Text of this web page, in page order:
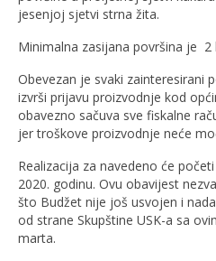
jesenjoj sjetvi strna žita.
Minimalna zasijana površina je
Obevezan je svaki zainteresirani
izvrši prijavu proizvodnje kod
obavezno sačuva sve fiskalne
jer troškove proizvodnje neće
Realizacija za navedeno će
2020. godinu. Ovu obavijest
što Budžet nije još usvojen i
od strane Skupštine USK-a sa
marta.